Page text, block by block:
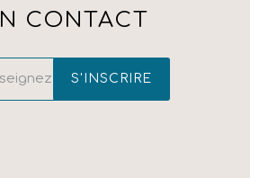
CONTACT